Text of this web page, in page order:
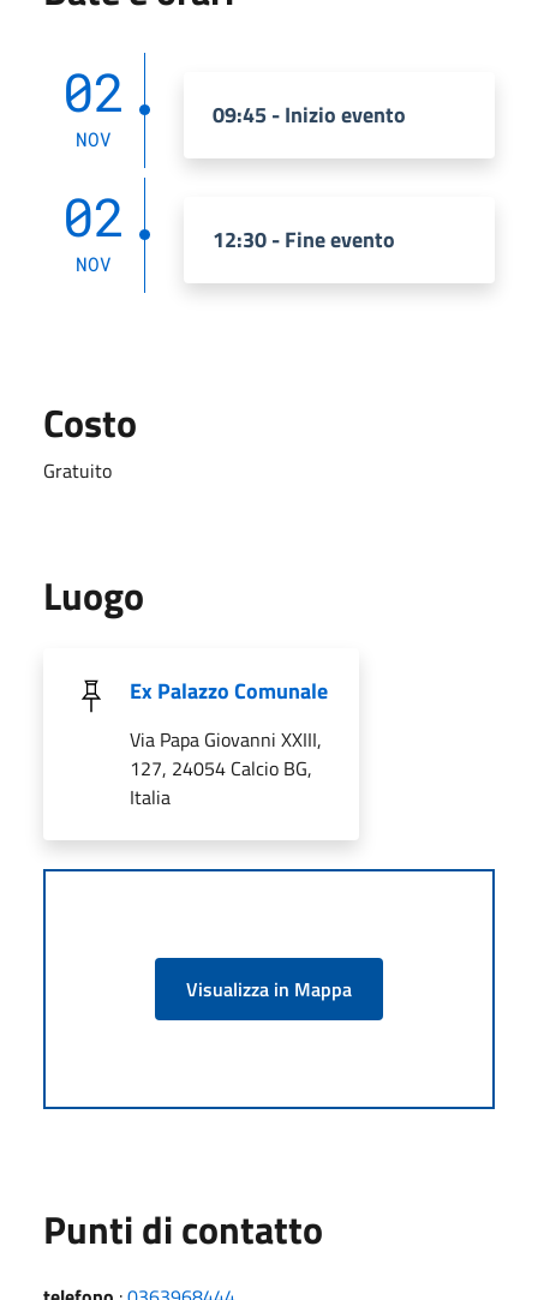
02
NOV
09:45 - Inizio evento
02
NOV
12:30 - Fine evento
Costo
Gratuito
Luogo
Ex Palazzo Comunale
Via Papa Giovanni XXIII,
127, 24054 Calcio BG,
Italia
Visualizza in Mappa
Punti di contatto